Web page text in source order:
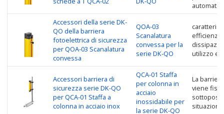
Accessori della serie DK-
QO della barriera
fotoelettrica di sicurezza
per QOA-03 Scanalatura
convessa
QOA-03
Scanalatura
convessa per la
serie DK-QO
efficienza
utilizzo e
Accessori barriera di
sicurezza serie DK-QO
per QCA-01 Staffa a
colonna in acciaio inox
QCA-01 Staffa
per colonna in
acciaio
inossidabile per
la serie DK-QO
La
viene